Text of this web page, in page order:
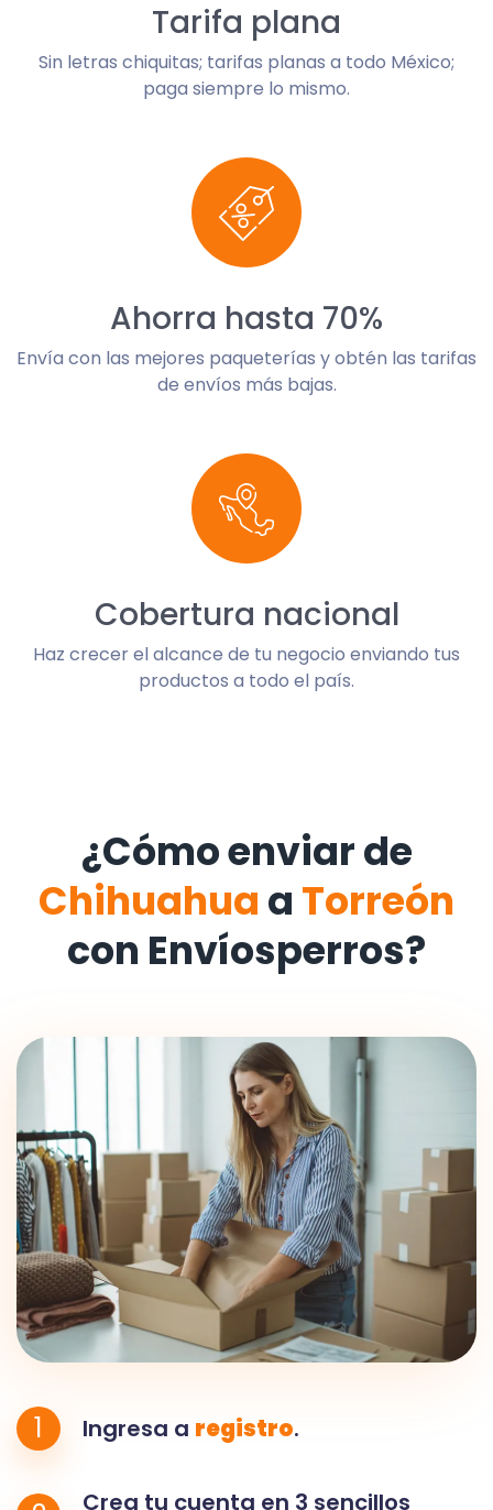
Tarifa plana
Sin letras chiquitas; tarifas planas a todo México;
paga siempre lo mismo.
Ahorra hasta 70%
Envía con las mejores paqueterías y obtén las tarifas
de envíos más bajas.
Cobertura nacional
Haz crecer el alcance de tu negocio enviando tus
productos a todo el país.
¿Cómo enviar de
Chihuahua a Torreón
con Envíosperros?
1 Ingresa a registro.
Crea tu cuenta en 3 sencillos